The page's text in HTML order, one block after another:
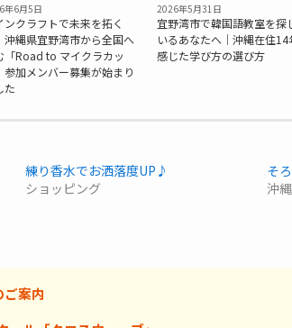
年6月5日
ンクラフトで未来を拓く
沖縄県宜野湾市から全国へ
「Road to マイクラカッ
参加メンバー募集が始まり
た
2026年5月31日
宜野湾市で韓国語教室を探
いるあなたへ｜沖縄在住14
感じた学び方の選び方
練り香水でお洒落度UP♪
ショッピング
そ
沖縄
案内